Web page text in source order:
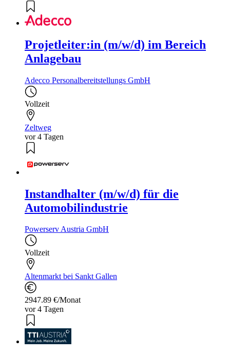
Projetleiter:in (m/w/d) im Bereich
Anlagebau
Adecco Personalbereitstellungs GmbH
Vollzeit
Zeltweg
vor 4 Tagen
Instandhalter (m/w/d) für die
Automobilindustrie
Powerserv Austria GmbH
Vollzeit
Altenmarkt bei Sankt Gallen
2947.89 €/Monat
vor 4 Tagen